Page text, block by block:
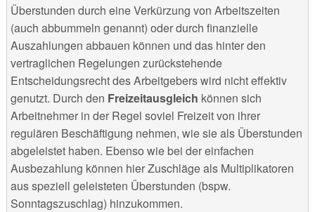
Überstunden durch eine Verkürzung von Arbeitszeiten
(auch abbummeln genannt) oder durch finanzielle
Auszahlungen abbauen können und das hinter den
vertraglichen Regelungen zurückstehende
Entscheidungsrecht des Arbeitgebers wird nicht effektiv
genutzt. Durch den Freizeitausgleich können sich
Arbeitnehmer in der Regel soviel Freizeit von ihrer
regulären Beschäftigung nehmen, wie sie als Überstunden
abgeleistet haben. Ebenso wie bei der einfachen
Ausbezahlung können hier Zuschläge als Multiplikatoren
aus speziell geleisteten Überstunden (bspw.
Sonntagszuschlag) hinzukommen.